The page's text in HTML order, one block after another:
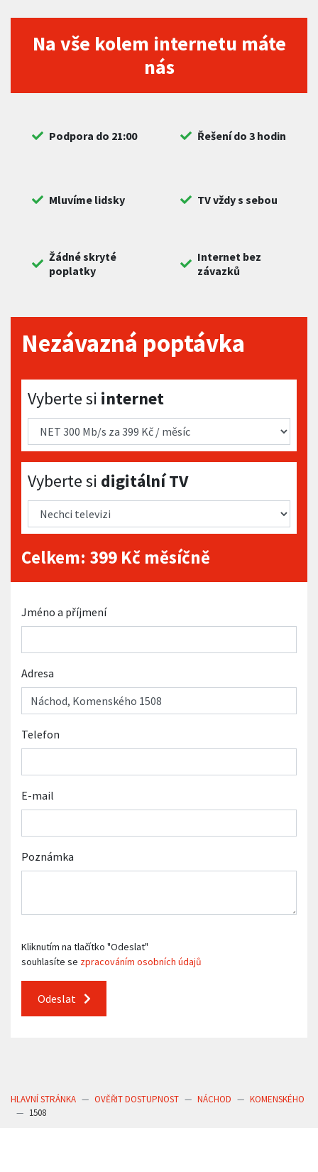
Na vše kolem internetu máte
nás
Podpora do 21:00 Řešení do 3 hodin
Mluvíme lidsky TV vždy s sebou
Žádné skryté
poplatky
Internet bez
závazků
Nezávazná poptávka
Vyberte si internet
Vyberte si internet
Vyberte si digitální TV
Vyberte si digitální TV
Celkem: 399 Kč měsíčně
Jméno a příjmení
Adresa
Telefon
E-mail
Poznámka
Kliknutím na tlačítko "Odeslat"
souhlasíte se zpracováním osobních údajů
Odeslat
HLAVNÍ STRÁNKA OVĚŘIT DOSTUPNOST NÁCHOD
KOMENSKÉHO
1508